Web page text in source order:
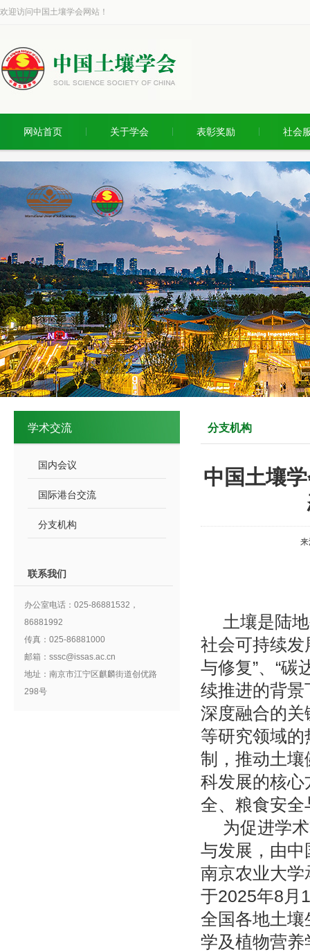
欢迎访问中国土壤学会网站！
网站首页 关于学会 表彰奖励 社会
学术交流
国内会议
国际港台交流
分支机构
联系我们
办公室电话：025-86881532，
86881992
传真：025-86881000
邮箱：sssc@issas.ac.cn
地址：南京市江宁区麒麟街道创优路
298号
分支机构
中国土壤
土壤是陆
社会可持续
与修复”、 “碳
续推进的背
深度融合的
等研究领域
制，推动土
科发展的核
全、粮食安
为促进学
与发展，由中
南京农业大学
于2025年8 月
全国各地土
学及植物营